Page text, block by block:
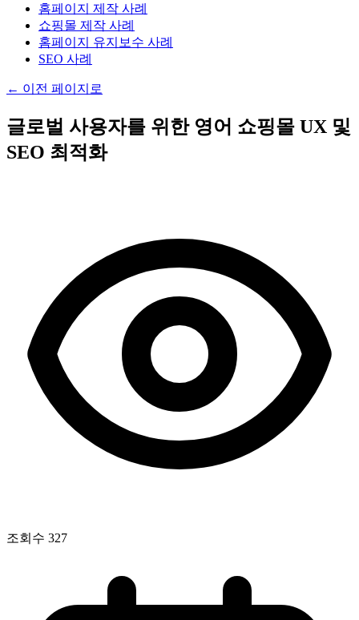
홈페이지 제작 사례
쇼핑몰 제작 사례
홈페이지 유지보수 사례
SEO 사례
← 이전 페이지로
글로벌 사용자를 위한 영어 쇼핑몰 UX 및
SEO 최적화
조회수 327